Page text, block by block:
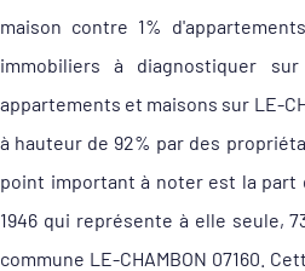
maison contre 1%
immobiliers à diagnostiquer sur
appartements et maisons sur LE-
à hauteur de 92% par des
point important à noter est la part
1946 qui représente à elle seule,
commune LE-CHAMBON 07160.